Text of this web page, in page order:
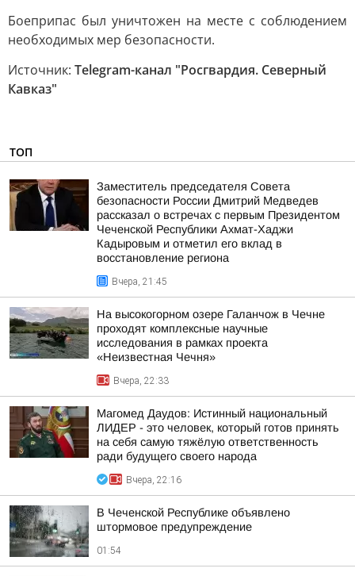
Боеприпас был уничтожен на месте с соблюдением
необходимых мер безопасности.
Источник: Telegram-канал "Росгвардия. Северный
Кавказ"
ТОП
Заместитель председателя Совета
безопасности России Дмитрий Медведев
рассказал о встречах с первым Президентом
Чеченской Республики Ахмат-Хаджи
Кадыровым и отметил его вклад в
восстановление региона
Вчера, 21:45
На высокогорном озере Галанчож в Чечне
проходят комплексные научные
исследования в рамках проекта
«Неизвестная Чечня»
Вчера, 22:33
Магомед Даудов: Истинный национальный
ЛИДЕР - это человек, который готов принять
на себя самую тяжёлую ответственность
ради будущего своего народа
Вчера, 22:16
В Чеченской Республике объявлено
штормовое предупреждение
01:54